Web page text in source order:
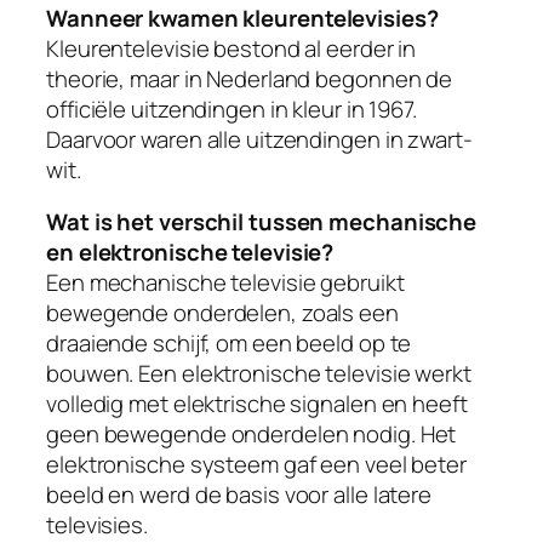
Wanneer kwamen kleurentelevisies?
Kleurentelevisie bestond al eerder in
theorie, maar in Nederland begonnen de
officiële uitzendingen in kleur in 1967.
Daarvoor waren alle uitzendingen in zwart-
wit.
Wat is het verschil tussen mechanische
en elektronische televisie?
Een mechanische televisie gebruikt
bewegende onderdelen, zoals een
draaiende schijf, om een beeld op te
bouwen. Een elektronische televisie werkt
volledig met elektrische signalen en heeft
geen bewegende onderdelen nodig. Het
elektronische systeem gaf een veel beter
beeld en werd de basis voor alle latere
televisies.